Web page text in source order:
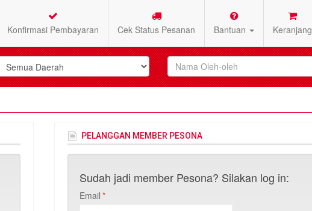
Konfirmasi Pembayaran Cek Status Pesanan Bantuan Keranjang
PELANGGAN MEMBER PESONA
Sudah jadi member Pesona? Silakan log in:
*
Email